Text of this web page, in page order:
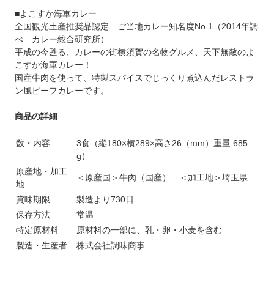
■よこすか海軍カレー
全国観光土産推奨品認定 ご当地カレー知名度No.1（2014年調
べ カレー総合研究所）
平成の今甦る、カレーの街横須賀の名物グルメ、天下無敵のよ
こすか海軍カレー！
国産牛肉を使って、特製スパイスでじっくり煮込んだレストラ
ン風ビーフカレーです。
商品の詳細
数・内容
3食（縦180×横289×高さ26（mm）重量 685
g）
原産地・加工
地
＜原産国＞牛肉（国産） ＜加工地＞埼玉県
賞味期限
製造より730日
保存方法
常温
特定原材料
原材料の一部に、乳・卵・小麦を含む
製造・生産者
株式会社調味商事